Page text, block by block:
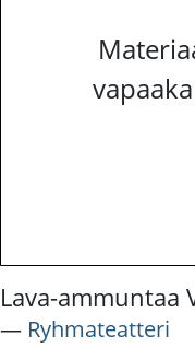
Lava-ammuntaa
― Ryhmateatteri